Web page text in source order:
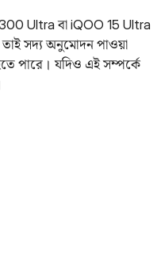
Ultra বা iQOO 15 Ultra
সদ্য অনুমোদন পাওয়া
পারে। যদিও এই সম্পর্কে